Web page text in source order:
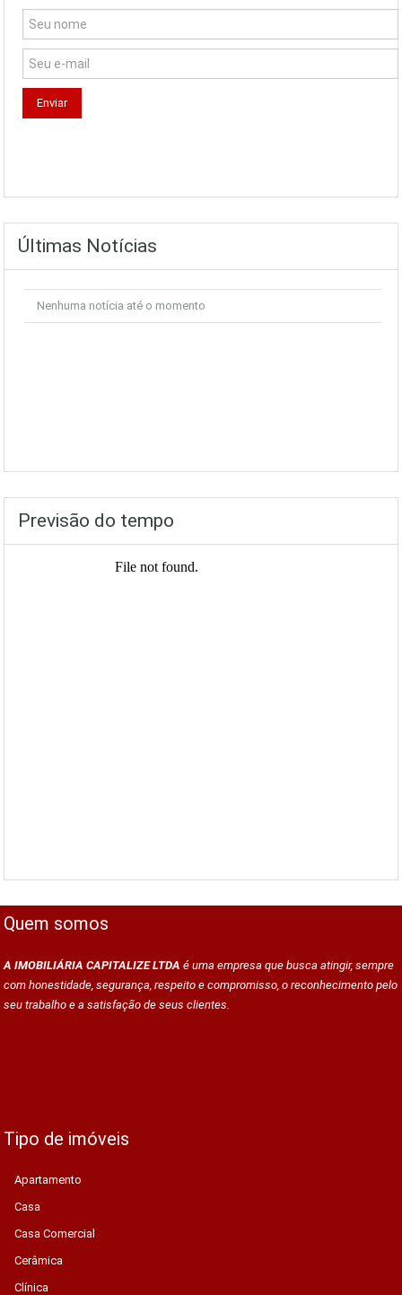
Últimas Notícias
Nenhuma notícia até o momento
Previsão do tempo
Quem somos
A IMOBILIÁRIA CAPITALIZE LTDA é uma empresa que busca atingir, sempre
com honestidade, segurança, respeito e compromisso, o reconhecimento pelo
seu trabalho e a satisfação de seus clientes.
Tipo de imóveis
Apartamento
Casa
Casa Comercial
Cerâmica
Clínica